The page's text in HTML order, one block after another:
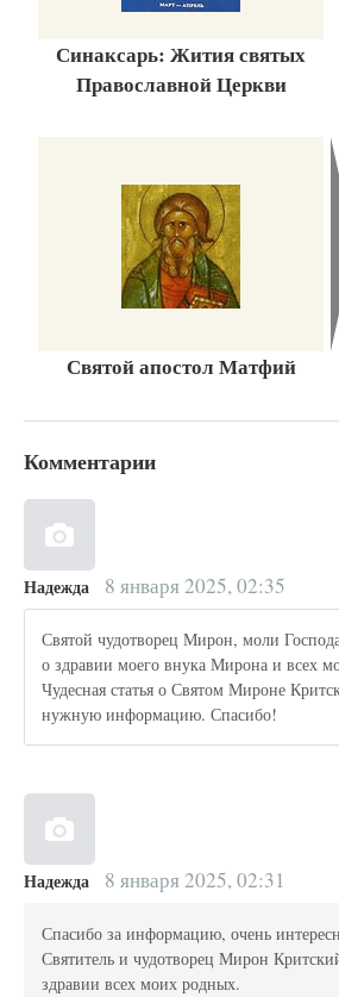
Синаксарь: Жития святых
Православной Церкви
Святой апостол Матфий
Комментарии
Надежда 8 января 2025, 02:35
Святой чудотворец Мирон, моли
о здравии моего внука Мирона и всех
Чудесная статья о Святом Мироне
нужную информацию. Спасибо!
Надежда 8 января 2025, 02:31
Спасибо за информацию, очень
Святитель и чудотворец Мирон
здравии всех моих родных.